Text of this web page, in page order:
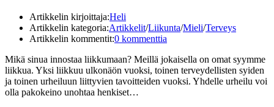
Artikkelin kirjoittaja:Heli
Artikkelin kategoria:Artikkelit/Liikunta/Mieli/Terveys
Artikkelin kommentit:0 kommenttia
Mikä sinua innostaa liikkumaan? Meillä jokaisella on omat syymme
liikkua. Yksi liikkuu ulkonäön vuoksi, toinen terveydellisten syiden
ja toinen urheiluun liittyvien tavoitteiden vuoksi. Yhdelle urheilu voi
olla pakokeino unohtaa henkiset…